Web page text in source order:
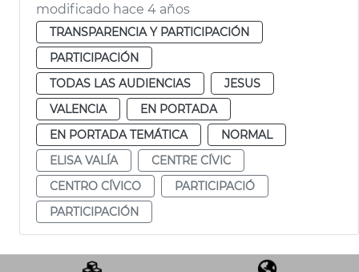
modificado hace 4 años
TRANSPARENCIA Y PARTICIPACIÓN
PARTICIPACIÓN
TODAS LAS AUDIENCIAS
JESUS
VALENCIA
EN PORTADA
EN PORTADA TEMÁTICA
NORMAL
ELISA VALÍA
CENTRE CÍVIC
CENTRO CÍVICO
PARTICIPACIÓ
PARTICIPACIÓN